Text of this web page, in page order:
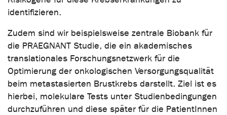
identifizieren.
Zudem sind wir beispielsweise zentrale Biobank für
die PRAEGNANT Studie, die ein akademisches
translationales Forschungsnetzwerk für die
Optimierung der onkologischen Versorgungsqualität
beim metastasierten Brustkrebs darstellt. Ziel ist es
hierbei, molekulare Tests unter Studienbedingungen
durchzuführen und diese später für die PatientInnen